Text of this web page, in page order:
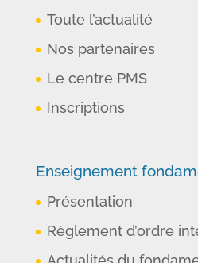
Toute l’actualité
Nos partenaires
Le centre PMS
Inscriptions
Enseignement
Présentation
Règlement d’ordre